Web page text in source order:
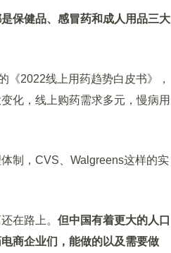
保健品、感冒药和成人用品三大
2022线上用药趋势白皮书》，
化，线上购药需求多元，慢病用
制，CVS、Walgreens这样的实
在路上。 但中国有着更大的人口
商企业们，能做的以及需要做